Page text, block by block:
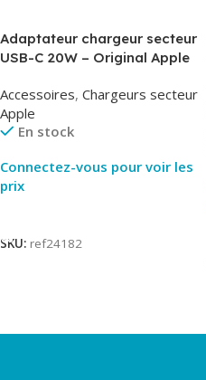
Adaptateur chargeur secteur
USB-C 20W – Original Apple
Accessoires, Chargeurs secteur
Apple
En stock
Connectez-vous pour voir les
prix
SKU: ref24182